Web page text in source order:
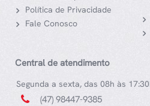
Política de Privacidade
Fale Conosco
Central de atendimento
Segunda a sexta, das 08h às
(47) 98447-9385